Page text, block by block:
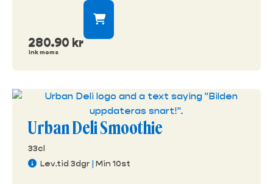
280.90 kr
ink moms
Urban Deli Smoothie
33cl
Lev.tid 3dgr | Min 10st